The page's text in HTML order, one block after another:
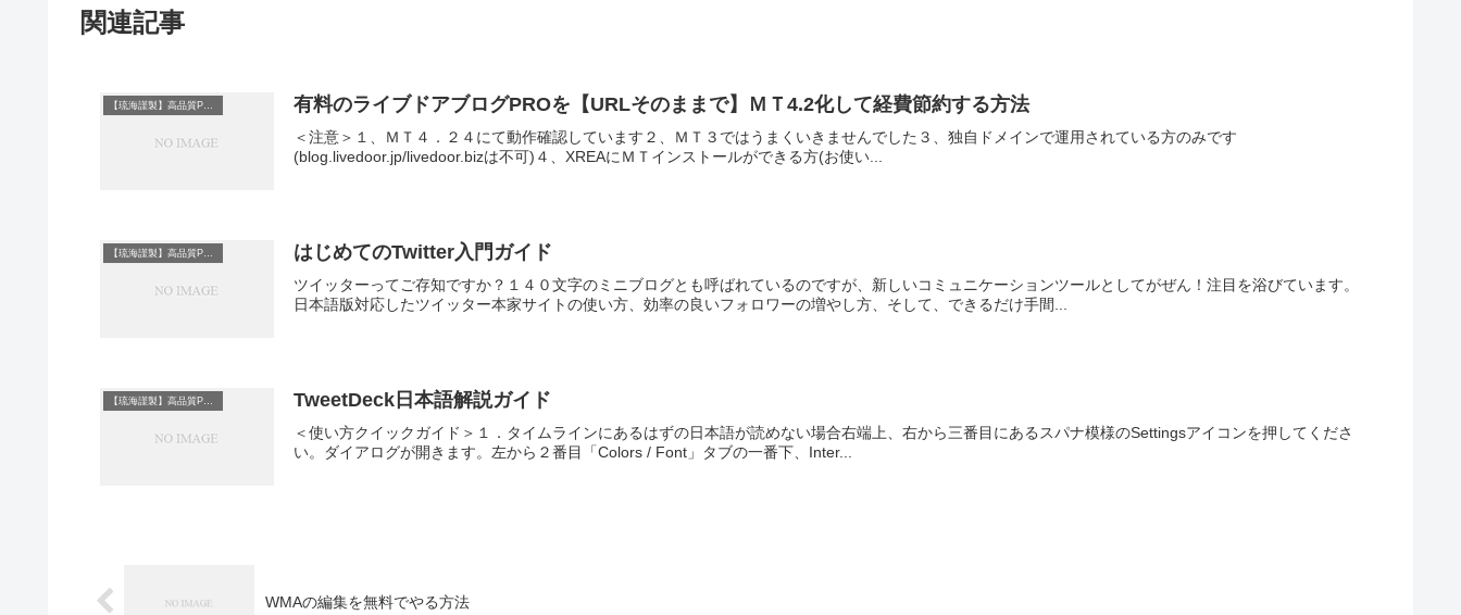
関連記事
【琉海謹製】高品質PDFレポート 有料のライブドアブログPROを【URLそのままで】ＭＴ4.2化して経費節約する方法
＜注意＞１、ＭＴ４．２４にて動作確認しています２、ＭＴ３ではうまくいきませんでした３、独自ドメインで運用されている方のみです
(blog.livedoor.jp/livedoor.bizは不可)４、XREAにＭＴインストールができる方(お使い...
【琉海謹製】高品質PDFレポート はじめてのTwitter入門ガイド
ツイッターってご存知ですか？１４０文字のミニブログとも呼ばれているのですが、新しいコミュニケーションツールとしてがぜん！注目を浴びています。
日本語版対応したツイッター本家サイトの使い方、効率の良いフォロワーの増やし方、そして、できるだけ手間...
【琉海謹製】高品質PDFレポート TweetDeck日本語解説ガイド
＜使い方クイックガイド＞１．タイムラインにあるはずの日本語が読めない場合右端上、右から三番目にあるスパナ模様のSettingsアイコンを押してくださ
い。ダイアログが開きます。左から２番目「Colors / Font」タブの一番下、Inter...
WMAの編集を無料でやる方法